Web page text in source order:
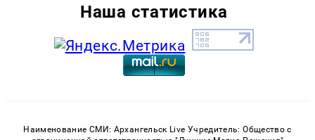
Наша статистика
Наименование СМИ: Архангельск Live Учредитель: Общество с